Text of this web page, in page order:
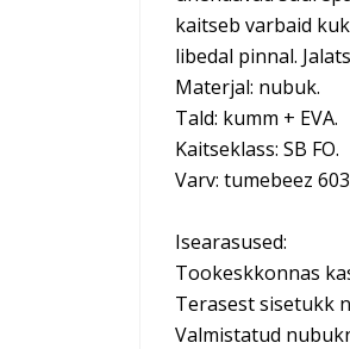
kaitseb varbaid
libedal pinnal.
Materjal: nubuk.
Tald: kumm + EVA.
Kaitseklass: SB FO.
Varv: tumebeez
Isearasused:
Tookeskkonnas
Terasest sisetukk
Valmistatud